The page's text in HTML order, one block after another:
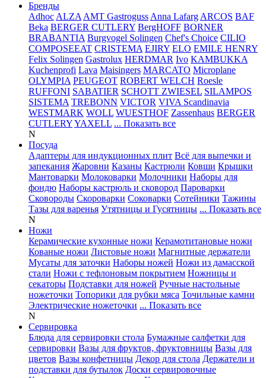
Бренды
Adhoc ALZA AMT Gastroguss Anna Lafarg ARCOS BAF
Beka BERGER CUTLERY BergHOFF BORNER
BRABANTIA Burgvogel Solingen Chef's Choice CILIO
COMPOSEEAT CRISTEMA EJIRY ELO EMILE HENRY
Felix Solingen Gastrolux HERDMAR Ivo KAMBUKKA
Kuchenprofi Lava Maisingers MARCATO Microplane
OLYMPIA PEUGEOT ROBERT WELCH Roesle
RUFFONI SABATIER SCHOTT ZWIESEL SILAMPOS
SISTEMA TREBONN VICTOR VIVA Scandinavia
WESTMARK WOLL WUESTHOF Zassenhaus BERGER
CUTLERYYAXELL ... Показать все
N
Посуда
Адаптеры для индукционных плит Всё для выпечки и
запекания Жаровни Казаны Кастрюли Ковши Крышки
Мантоварки Молоковарки Молочники Наборы для
фондю Наборы кастрюль и сковород Пароварки
Сковороды Скороварки Соковарки Сотейники Тажины
Тазы для варенья Утятницы и Гусятницы ... Показать все
N
Ножи
Керамические кухонные ножи Керамотитановые ножи
Кованые ножи Листовые ножи Магнитные держатели
Мусаты для заточки Наборы ножей Ножи из дамасской
стали Ножи с тефлоновым покрытием Ножницы и
секаторы Подставки для ножей Ручные настольные
ножеточки Топорики для рубки мяса Точильные камни
Электрические ножеточки ... Показать все
N
Сервировка
Блюда для сервировки стола Бумажные салфетки для
сервировки Вазы для фруктов, фруктовницы Вазы для
цветов Вазы конфетницы Декор для стола Держатели и
подставки для бутылок Доски сервировочные